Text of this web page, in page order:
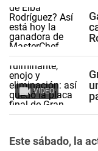
VIDEO
Este sábado, la